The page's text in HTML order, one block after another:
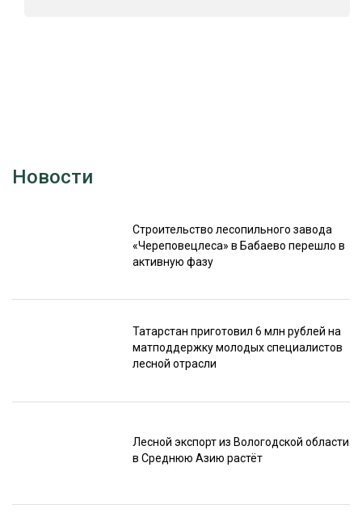
Новости
Строительство лесопильного завода
«Череповецлеса» в Бабаево перешло в
активную фазу
Татарстан приготовил 6 млн рублей на
матподдержку молодых специалистов
лесной отрасли
Лесной экспорт из Вологодской области
в Среднюю Азию растёт